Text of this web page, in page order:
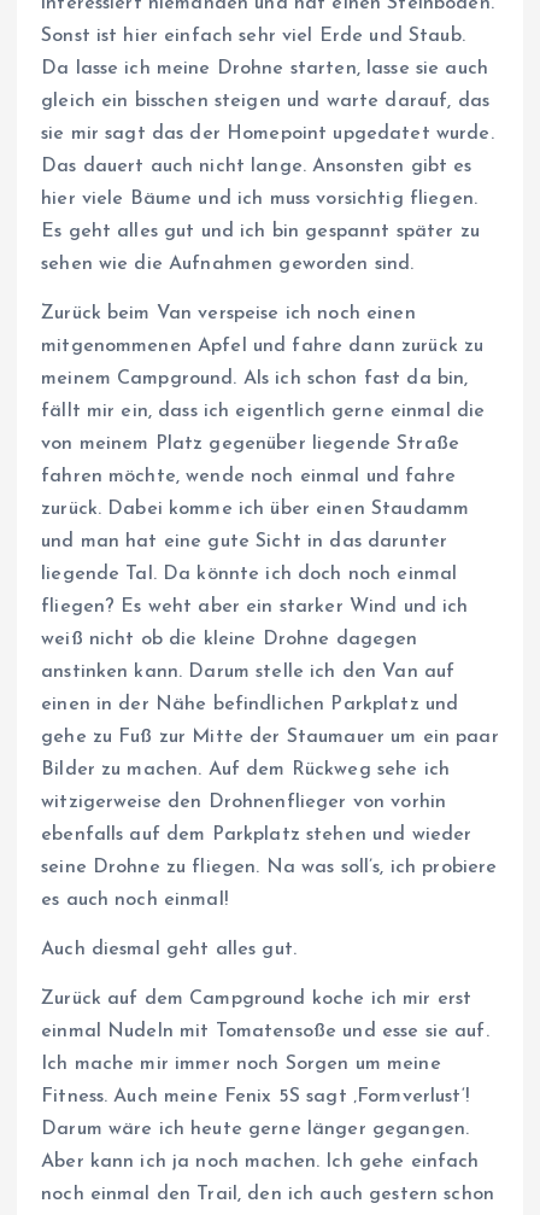
Sonst ist hier einfach sehr viel Erde und Staub.
Da lasse ich meine Drohne starten, lasse sie auch
gleich ein bisschen steigen und warte darauf, das
sie mir sagt das der Homepoint upgedatet wurde.
Das dauert auch nicht lange. Ansonsten gibt es
hier viele Bäume und ich muss vorsichtig fliegen.
Es geht alles gut und ich bin gespannt später zu
sehen wie die Aufnahmen geworden sind.
Zurück beim Van verspeise ich noch einen
mitgenommenen Apfel und fahre dann zurück zu
meinem Campground. Als ich schon fast da bin,
fällt mir ein, dass ich eigentlich gerne einmal die
von meinem Platz gegenüber liegende Straße
fahren möchte, wende noch einmal und fahre
zurück. Dabei komme ich über einen Staudamm
und man hat eine gute Sicht in das darunter
liegende Tal. Da könnte ich doch noch einmal
fliegen? Es weht aber ein starker Wind und ich
weiß nicht ob die kleine Drohne dagegen
anstinken kann. Darum stelle ich den Van auf
einen in der Nähe befindlichen Parkplatz und
gehe zu Fuß zur Mitte der Staumauer um ein paar
Bilder zu machen. Auf dem Rückweg sehe ich
witzigerweise den Drohnenflieger von vorhin
ebenfalls auf dem Parkplatz stehen und wieder
seine Drohne zu fliegen. Na was soll’s, ich probiere
es auch noch einmal!
Auch diesmal geht alles gut.
Zurück auf dem Campground koche ich mir erst
einmal Nudeln mit Tomatensoße und esse sie auf.
Ich mache mir immer noch Sorgen um meine
Fitness. Auch meine Fenix 5S sagt ‚Formverlust‘!
Darum wäre ich heute gerne länger gegangen.
Aber kann ich ja noch machen. Ich gehe einfach
noch einmal den Trail, den ich auch gestern schon